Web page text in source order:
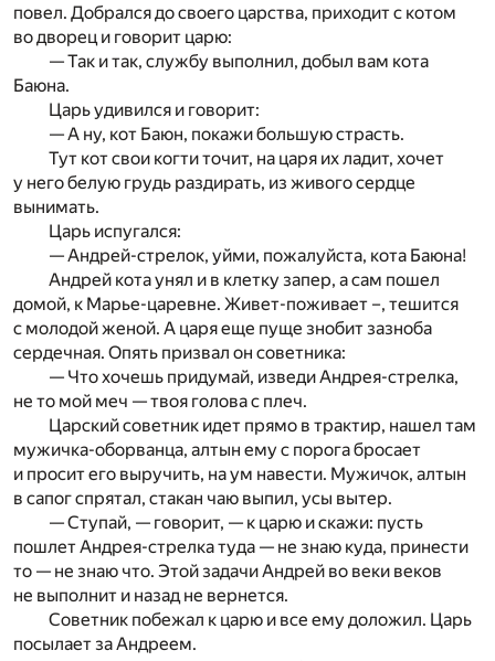
повел. Добрался до своего царства, приходит с котом
во дворец и говорит царю:
— Так и так, службу выполнил, добыл вам кота
Баюна.
Царь удивился и говорит:
— А ну, кот Баюн, покажи большую страсть.
Тут кот свои когти точит, на царя их ладит, хочет
у него белую грудь раздирать, из живого сердце
вынимать.
Царь испугался:
— Андрей-стрелок, уйми, пожалуйста, кота Баюна!
Андрей кота унял и в клетку запер, а сам пошел
домой, к Марье-царевне. Живет-поживает –, тешится
с молодой женой. А царя еще пуще знобит зазноба
сердечная. Опять призвал он советника:
— Что хочешь придумай, изведи Андрея-стрелка,
не то мой меч — твоя голова с плеч.
Царский советник идет прямо в трактир, нашел там
мужичка-оборванца, алтын ему с порога бросает
и просит его выручить, на ум навести. Мужичок, алтын
в сапог спрятал, стакан чаю выпил, усы вытер.
— Ступай, — говорит, — к царю и скажи: пусть
пошлет Андрея-стрелка туда — не знаю куда, принести
то — не знаю что. Этой задачи Андрей во веки веков
не выполнит и назад не вернется.
Советник побежал к царю и все ему доложил. Царь
посылает за Андреем.